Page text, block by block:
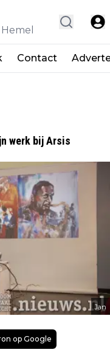
Contact
werk bij Arsis
Jan
op Google